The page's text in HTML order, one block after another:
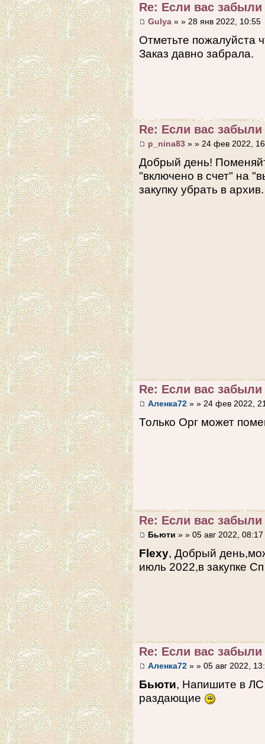
Re: Если вас забыли
Gulya » » 28 янв 2022, 10:55
Отметьте пожалуйста
Заказ давно забрала.
Re: Если вас забыли
p_nina83 » » 24 фев 2022,
Добрый день!
"включено в счет" на
закупку убрать в архив.
Re: Если вас забыли
Аленка72 » » 24 фев 2022,
Только Орг может
Re: Если вас забыли
Бьюти » » 05 авг 2022, 08:17
Flexy, Добрый
июль 2022,в закупке
Re: Если вас забыли
Аленка72 » » 05 авг 2022,
Бьюти, Напишите в ЛС
раздающие